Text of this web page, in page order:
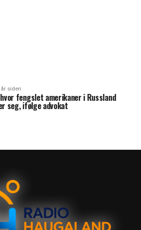
år siden
fengslet amerikaner i Russland
seg, ifølge advokat